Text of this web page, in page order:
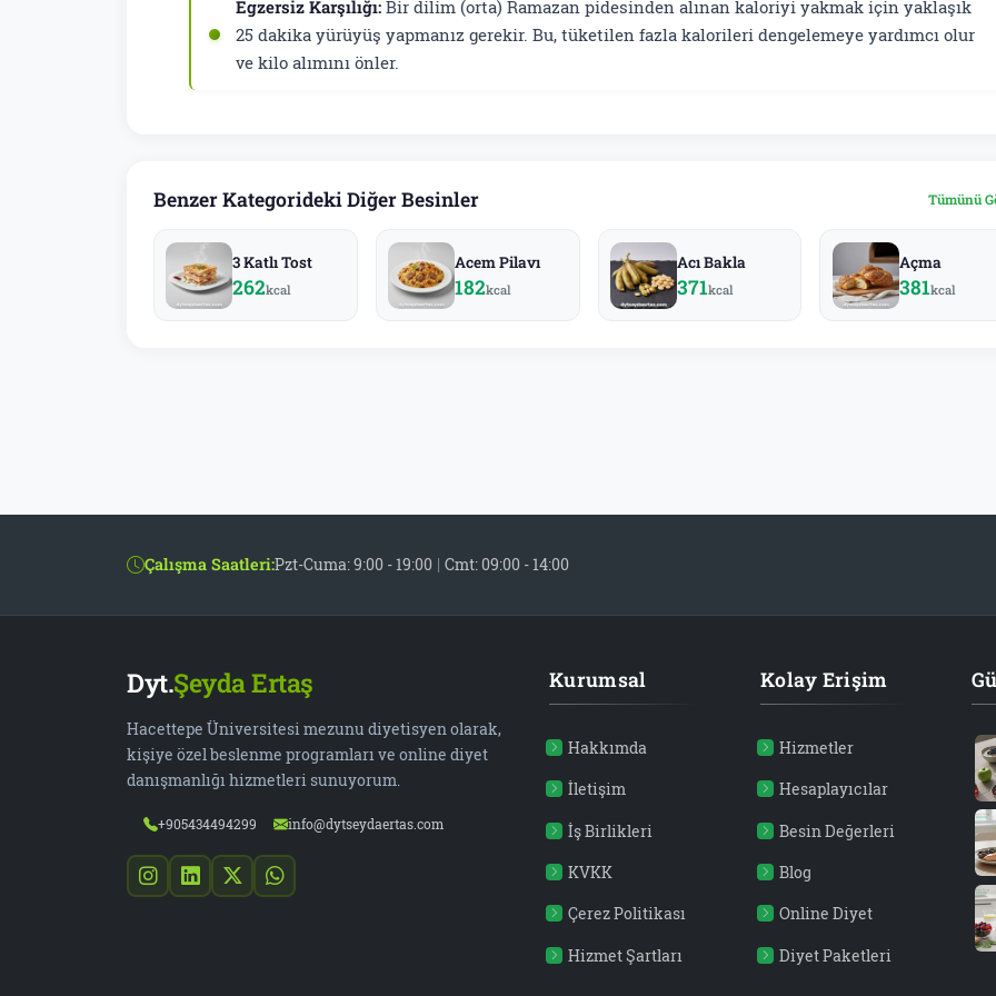
Egzersiz Karşılığı: Bir dilim (orta) Ramazan pidesinden alınan kaloriyi yakmak için yaklaşık
25 dakika yürüyüş yapmanız gerekir. Bu, tüketilen fazla kalorileri dengelemeye yardımcı olur
ve kilo alımını önler.
Benzer Kategorideki Diğer Besinler Tümünü
3 Katlı Tost
262kcal
Acem Pilavı
182kcal
Acı Bakla
371kcal
Açma
381kcal
Çalışma Saatleri:Pzt-Cuma: 9:00 - 19:00 | Cmt: 09:00 - 14:00
Dyt.Şeyda Ertaş
Hacettepe Üniversitesi mezunu diyetisyen olarak,
kişiye özel beslenme programları ve online diyet
danışmanlığı hizmetleri sunuyorum.
+905434494299 info@dytseydaertas.com
Kurumsal
Hakkımda
İletişim
İş Birlikleri
KVKK
Çerez Politikası
Hizmet Şartları
Kolay Erişim
Hizmetler
Hesaplayıcılar
Besin Değerleri
Blog
Online Diyet
Diyet Paketleri